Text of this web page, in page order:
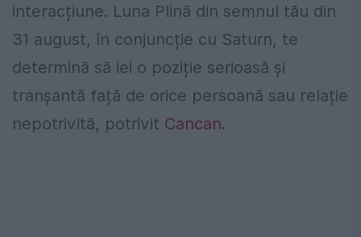
interacțiune. Luna Plină din semnul tău din
31 august, în conjuncție cu Saturn, te
determină să iei o poziție serioasă și
tranșantă față de orice persoană sau relație
nepotrivită, potrivit Cancan.